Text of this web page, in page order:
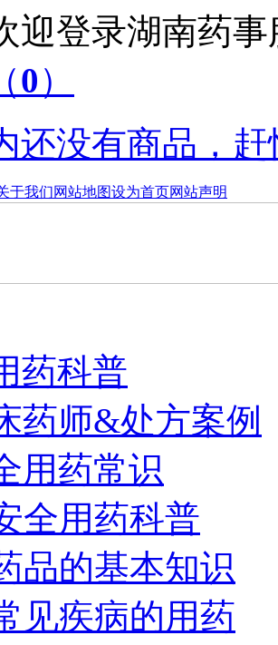
迎登录湖南药
（0）
还没有商品，
于我们网站地图设为首页网站声明
药科普
药师&处方案例
用药常识
全用药科普
品的基本知识
见疾病的用药